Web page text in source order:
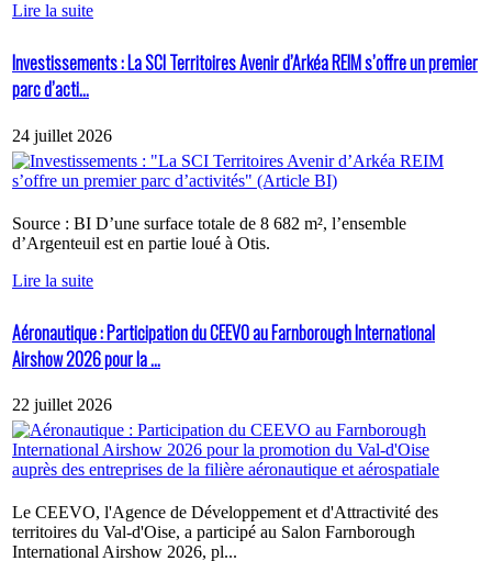
Lire la suite
Investissements : La SCI Territoires Avenir d’Arkéa REIM s’offre un premier
parc d’acti...
24 juillet 2026
Source : BI D’une surface totale de 8 682 m², l’ensemble
d’Argenteuil est en partie loué à Otis.
Lire la suite
Aéronautique : Participation du CEEVO au Farnborough International
Airshow 2026 pour la ...
22 juillet 2026
Le CEEVO, l'Agence de Développement et d'Attractivité des
territoires du Val-d'Oise, a participé au Salon Farnborough
International Airshow 2026, pl...